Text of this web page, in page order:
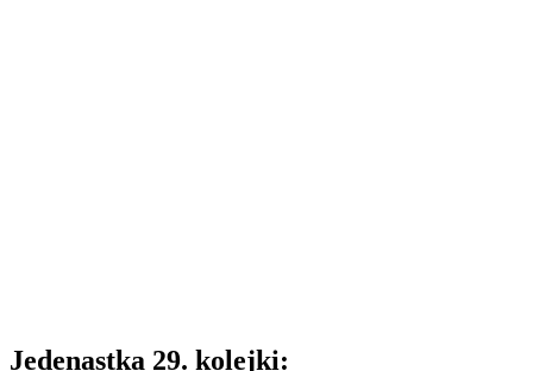
Jedenastka 29. kolejki: